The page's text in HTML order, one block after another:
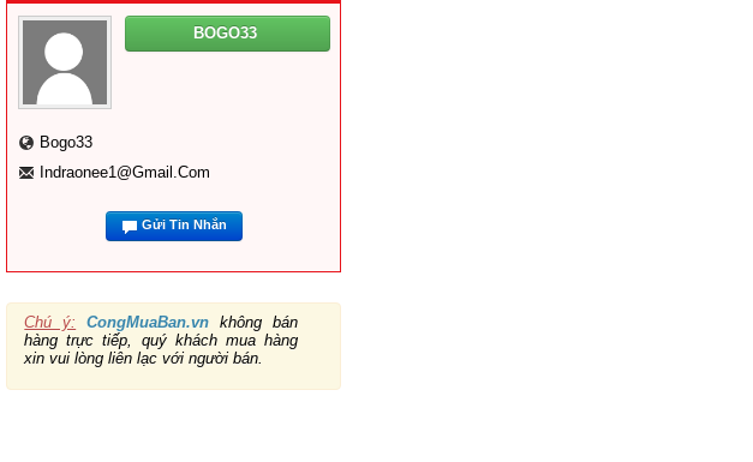
BOGO33
Bogo33
Indraonee1@gmail.com
Gửi Tin Nhắn
Chú ý: CongMuaBan.vn không bán
hàng trực tiếp, quý khách mua hàng
xin vui lòng liên lạc với người bán.